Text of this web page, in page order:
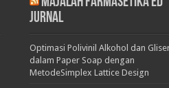
Jurnal
Optimasi Polivinil Alkohol dan
dalam Paper Soap dengan
MetodeSimplex Lattice Design